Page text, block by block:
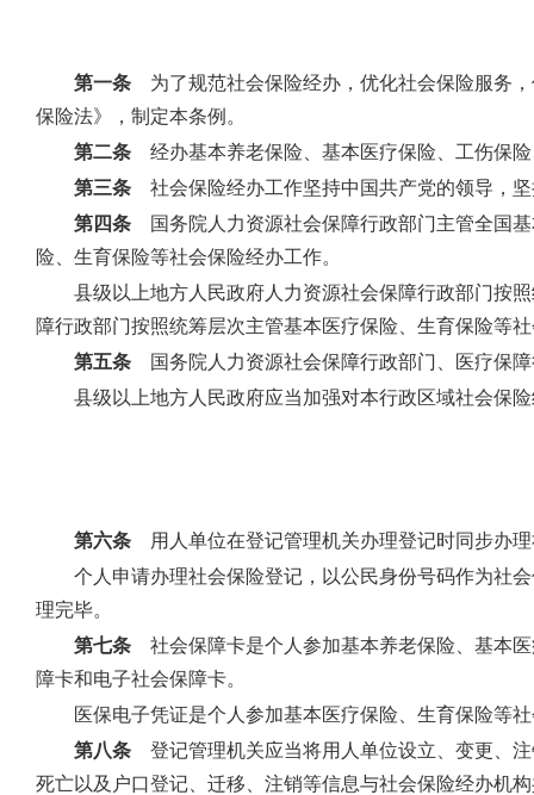
第一条 为了规范社会保险经办，优化社会保险服务
保险法》，制定本条例。
第二条 经办基本养老保险、基本医疗保险、工伤保
第三条 社会保险经办工作坚持中国共产党的领导，
第四条 国务院人力资源社会保障行政部门主管全国
险、生育保险等社会保险经办工作。
县级以上地方人民政府人力资源社会保障行政部门按
障行政部门按照统筹层次主管基本医疗保险、生育保险等
第五条 国务院人力资源社会保障行政部门、医疗保
县级以上地方人民政府应当加强对本行政区域社会保
第六条 用人单位在登记管理机关办理登记时同步办
个人申请办理社会保险登记，以公民身份号码作为社
理完毕。
第七条 社会保障卡是个人参加基本养老保险、基本
障卡和电子社会保障卡。
医保电子凭证是个人参加基本医疗保险、生育保险等
第八条 登记管理机关应当将用人单位设立、变更、
死亡以及户口登记、迁移、注销等信息与社会保险经办机